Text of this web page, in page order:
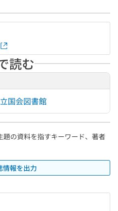
読む
国会図書館
題の資料を指すキーワード、著者
情報を出力